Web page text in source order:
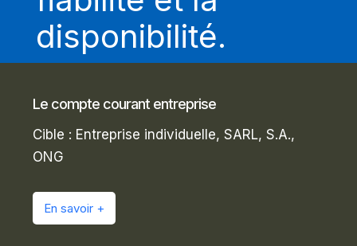
disponibilité.
Le compte courant entreprise
Cible : Entreprise individuelle, SARL, S.A.,
ONG
En savoir +